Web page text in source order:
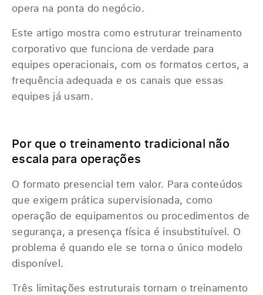
opera na ponta do negócio.
Este artigo mostra como estruturar treinamento
corporativo que funciona de verdade para
equipes operacionais, com os formatos certos, a
frequência adequada e os canais que essas
equipes já usam.
Por que o treinamento tradicional não
escala para operações
O formato presencial tem valor. Para conteúdos
que exigem prática supervisionada, como
operação de equipamentos ou procedimentos de
segurança, a presença física é insubstituível. O
problema é quando ele se torna o único modelo
disponível.
Três limitações estruturais tornam o treinamento